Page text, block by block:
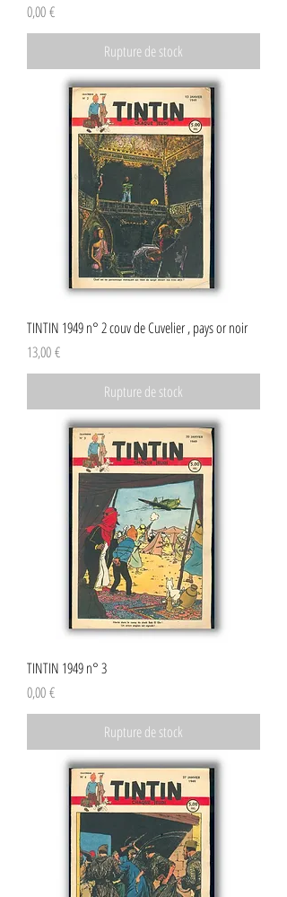
Prix
0,00 €
Rupture de stock
TINTIN 1949 n° 2 couv de Cuvelier , pays or noir
Prix
13,00 €
Rupture de stock
TINTIN 1949 n° 3
Prix
0,00 €
Rupture de stock